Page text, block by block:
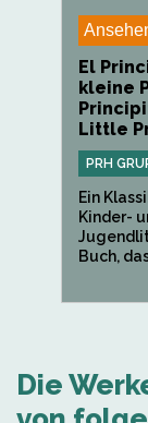
El
kleine
Little
PRH
Ein
Kinder-
Buch,
Die